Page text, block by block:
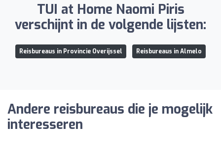
TUI at Home Naomi Piris
verschijnt in de volgende lijsten:
Reisbureaus in Provincie Overijssel Reisbureaus in Almelo
Andere reisbureaus die je mogelijk
interesseren